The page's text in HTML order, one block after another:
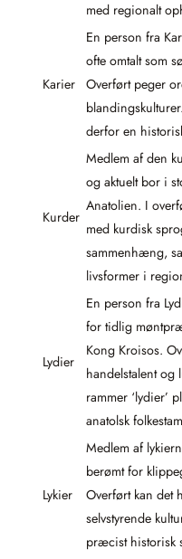
med regionalt
Karier
En person fra
ofte omtalt som
Overført peger
derfor en
Kurder
Medlem af den
og aktuelt bor i
Anatolien. I
med kurdisk
sammenhæng,
livsformer i
Lydier
En person fra
for tidlig
Kong Kroisos.
handelstalent og
rammer ‘lydier’
anatolsk
Lykier
Medlem af
berømt for
Overført kan det
selvstyrende
præcist historisk